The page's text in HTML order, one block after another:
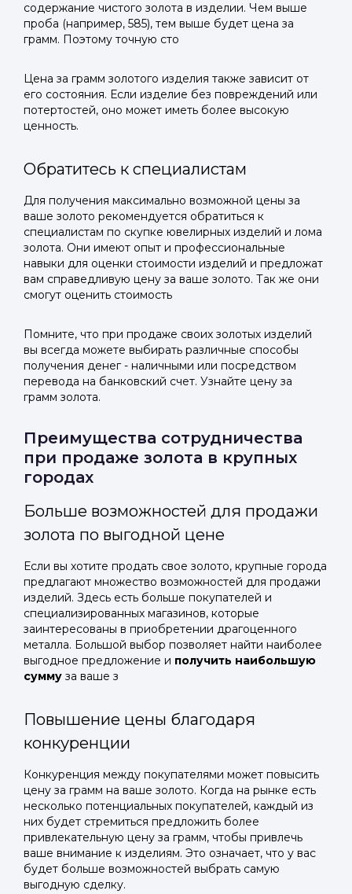
содержание чистого золота в изделии. Чем выше
проба (например, 585), тем выше будет цена за
грамм. Поэтому точную сто
Цена за грамм золотого изделия также зависит от
его состояния. Если изделие без повреждений или
потертостей, оно может иметь более высокую
ценность.
Обратитесь к специалистам
Для получения максимально возможной цены за
ваше золото рекомендуется обратиться к
специалистам по скупке ювелирных изделий и лома
золота. Они имеют опыт и профессиональные
навыки для оценки стоимости изделий и предложат
вам справедливую цену за ваше золото. Так же они
смогут оценить стоимость
Помните, что при продаже своих золотых изделий
вы всегда можете выбирать различные способы
получения денег - наличными или посредством
перевода на банковский счет. Узнайте цену за
грамм золота.
Преимущества сотрудничества
при продаже золота в крупных
городах
Больше возможностей для продажи
золота по выгодной цене
Если вы хотите продать свое золото, крупные города
предлагают множество возможностей для продажи
изделий. Здесь есть больше покупателей и
специализированных магазинов, которые
заинтересованы в приобретении драгоценного
металла. Большой выбор позволяет найти наиболее
выгодное предложение и получить наибольшую
сумму за ваше з
Повышение цены благодаря
конкуренции
Конкуренция между покупателями может повысить
цену за грамм на ваше золото. Когда на рынке есть
несколько потенциальных покупателей, каждый из
них будет стремиться предложить более
привлекательную цену за грамм, чтобы привлечь
ваше внимание к изделиям. Это означает, что у вас
будет больше возможностей выбрать самую
выгодную сделку.